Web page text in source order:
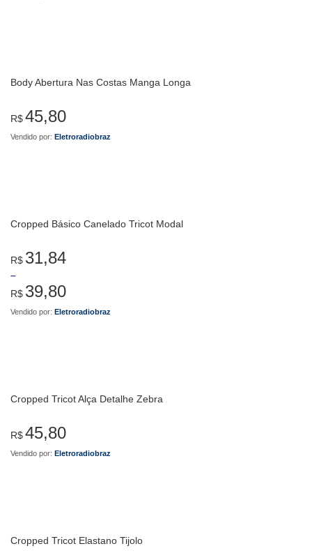
Body Abertura Nas Costas Manga Longa
R$45,80
Vendido por: Eletroradiobraz
Cropped Básico Canelado Tricot Modal
R$ 31,84
–
R$ 39,80
Vendido por: Eletroradiobraz
Cropped Tricot Alça Detalhe Zebra
R$45,80
Vendido por: Eletroradiobraz
Cropped Tricot Elastano Tijolo